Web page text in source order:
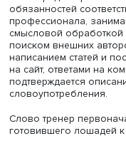
В словаре,
относятся около
архитектор,
разработчик,
Например,
назвал философа
ассоциируется с